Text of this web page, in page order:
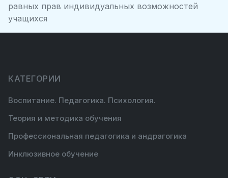
равных прав индивидуальных возможностей
учащихся
КАТЕГОРИИ
Воспитание. Педагогика. Психология.
Теория и методика обучения
Профессиональная педагогика и андрагогика
Инклюзивное обучение